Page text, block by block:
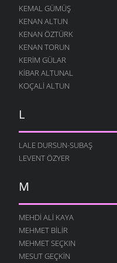
MAHMUT
11 AĞUSTOS 2004
GÖTÜR
11 AĞUSTOS 2004
E HANI
11 AĞUSTOS 2004
AV
11 AĞUSTOS 2004
11 AĞUSTOS 2004
SADECE SANA
11 AĞUSTOS 2004
ÇOCUKLUĞUMU
KEMAL GÜMÜŞ
KENAN ALTUN
KENAN ÖZTÜRK
KENAN TORUN
KERIM GÜLAR
KIBAR ALTUNAL
KOÇALI ALTUN
L
LALE DURSUN-SUBAŞ
LEVENT ÖZYER
M
MEHDI ALI KAYA
MEHMET BILIR
MEHMET SEÇKIN
MESUT GEÇKIN